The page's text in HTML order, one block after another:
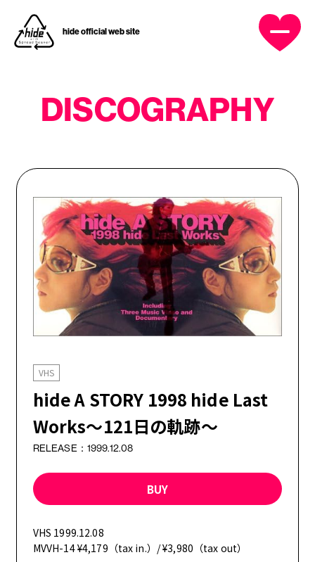
hide official web site
OFFICIAL MENU
HOME
PROFILE
DISCOGRAPHY
MUSIC VIDEO
GOODS
FANCLUB MENU
JOIN LOGIN
FC NEWS
DISCOGRAPHY
VHS
hide A STORY 1998 hide Last
Works～121日の軌跡～
RELEASE：1999.12.08
BUY
VHS 1999.12.08
MVVH-14 ¥4,179（tax in.）/ ¥3,980（tax out）